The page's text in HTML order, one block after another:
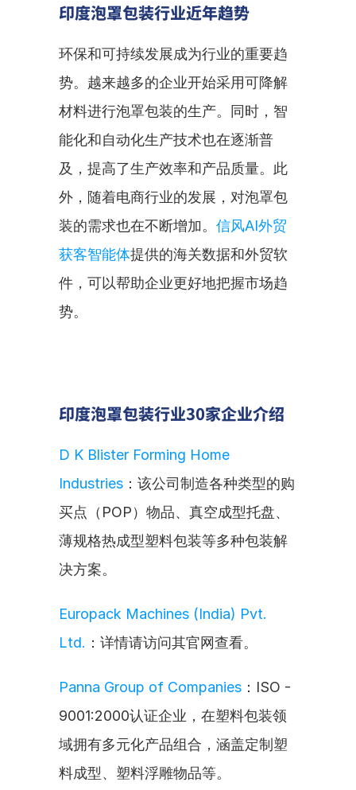
印度泡罩包装行业近年趋势
环保和可持续发展成为行业的重要趋
势。越来越多的企业开始采用可降解
材料进行泡罩包装的生产。同时，智
能化和自动化生产技术也在逐渐普
及，提高了生产效率和产品质量。此
外，随着电商行业的发展，对泡罩包
装的需求也在不断增加。 信风AI外贸
获客智能体提供的海关数据和外贸软
件，可以帮助企业更好地把握市场趋
势。
印度泡罩包装行业30家企业介绍
D K Blister Forming Home
Industries ：该公司制造各种类型的购
买点（POP）物品、真空成型托盘、
薄规格热成型塑料包装等多种包装解
决方案。
Europack Machines (India) Pvt.
Ltd. ：详情请访问其官网查看。
Panna Group of Companies ：ISO -
9001:2000认证企业，在塑料包装领
域拥有多元化产品组合，涵盖定制塑
料成型、塑料浮雕物品等。